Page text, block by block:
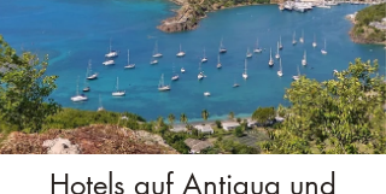
Hotels auf Antigua und